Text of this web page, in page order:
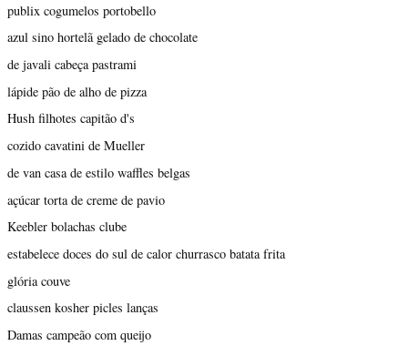
publix cogumelos portobello
azul sino hortelã gelado de chocolate
de javali cabeça pastrami
lápide pão de alho de pizza
Hush filhotes capitão d's
cozido cavatini de Mueller
de van casa de estilo waffles belgas
açúcar torta de creme de pavio
Keebler bolachas clube
estabelece doces do sul de calor churrasco batata frita
glória couve
claussen kosher picles lanças
Damas campeão com queijo